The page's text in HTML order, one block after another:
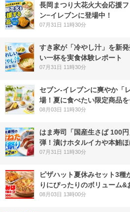
長岡まつり大花火大会応援
ン−イレブンに登場中！
07月31日 11時30分
すき家が「冷やし汁」を新
い一杯を実食体験レポート
07月31日 11時30分
セブン‐イレブンに爽やか「
場！夏に食べたい限定商品
08月03日 11時30分
はま寿司「国産生さば 100
弾！漬けホタルイカや本鮪
07月31日 11時30分
ピザハット夏休みセット3種
りにぴったりのボリューム
08月03日 13時00分